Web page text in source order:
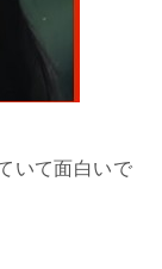
いて面白いで